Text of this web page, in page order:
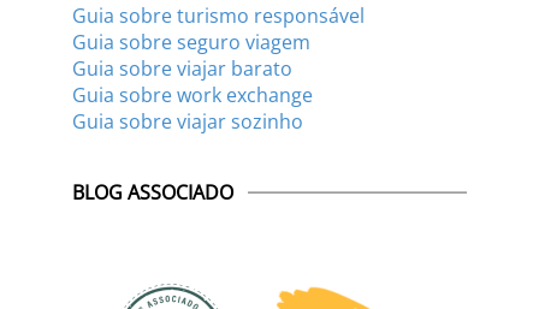
Guia sobre turismo responsável
Guia sobre seguro viagem
Guia sobre viajar barato
Guia sobre work exchange
Guia sobre viajar sozinho
BLOG ASSOCIADO